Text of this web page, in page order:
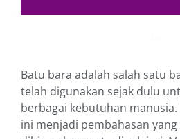
Batu bara adalah salah satu
telah digunakan sejak dulu
berbagai kebutuhan
ini menjadi pembahasan